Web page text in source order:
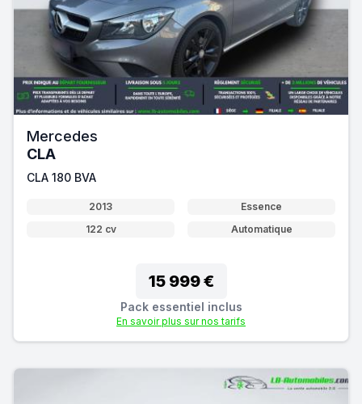
Mercedes
CLA
CLA 180 BVA
2013
Essence
122 cv
Automatique
15 999 €
Pack essentiel inclus
En savoir plus sur nos tarifs